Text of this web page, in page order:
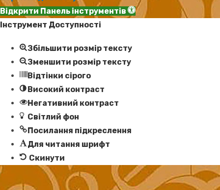
Відкрити Панель інструментів
Інструмент Доступності
Збільшити розмір тексту
Зменшити розмір тексту
Відтінки сірого
Високий контраст
Негативний контраст
Світлий фон
Посилання підкреслення
Для читання шрифт
Скинути